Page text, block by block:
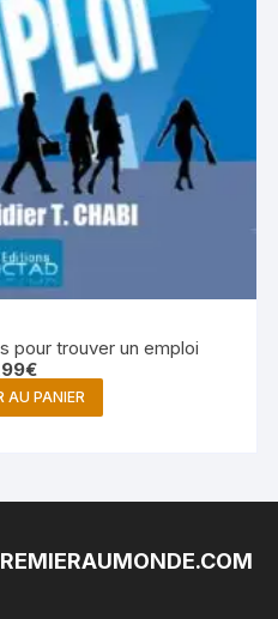
pour trouver un emploi
€
AU PANIER